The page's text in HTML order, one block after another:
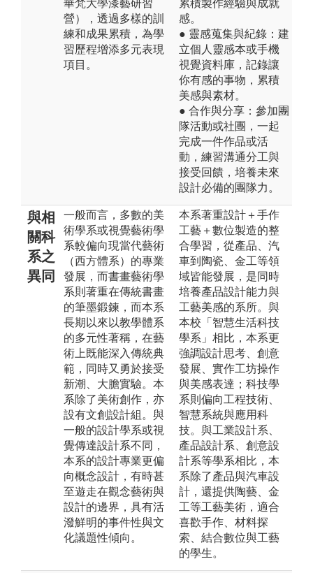
華梵大學漆藝研習
營），透過多樣的訓
練和成果累積，為學
習歷程增添多元表現
項目。
累積製作經驗與成就
感。
● 靈感蒐集與紀錄：建
立個人靈感本或手機
視覺資料庫，記錄讓
你有感的事物，累積
美感與素材。
● 合作與分享：參加團
隊活動或社團，一起
完成一件作品或活
動，練習溝通分工與
接受回饋，培養未來
設計必備的團隊力。
與相
關科
系之
異同
一般而言，多數的美
術學系或視覺藝術學
系較偏向現當代藝術
（西方體系）的專業
發展，而書畫藝術學
系則著重在傳統書畫
的筆墨鍛鍊，而本系
長期以來以教學體系
的多元性著稱，在藝
術上既能深入傳統典
範，同時又勇於接受
新潮、大膽實驗。本
系除了美術創作，亦
設有文創設計組。與
一般的設計學系或視
覺傳達設計系不同，
本系的設計專業更偏
向概念設計，有時甚
至遊走在觀念藝術與
設計的邊界，具有活
潑鮮明的事件性與文
化議題性傾向。
本系著重設計＋手作
工藝＋數位製造的整
合學習，從產品、汽
車到陶瓷、金工等領
域皆能發展，是同時
培養產品設計能力與
工藝美感的系所。與
本校「智慧生活科技
學系」相比，本系更
強調設計思考、創意
發展、實作工坊操作
與美感表達；科技學
系則偏向工程技術、
智慧系統與應用科
技。與工業設計系、
產品設計系、創意設
計系等學系相比，本
系除了產品與汽車設
計，還提供陶藝、金
工等工藝美術，適合
喜歡手作、材料探
索、結合數位與工藝
的學生。